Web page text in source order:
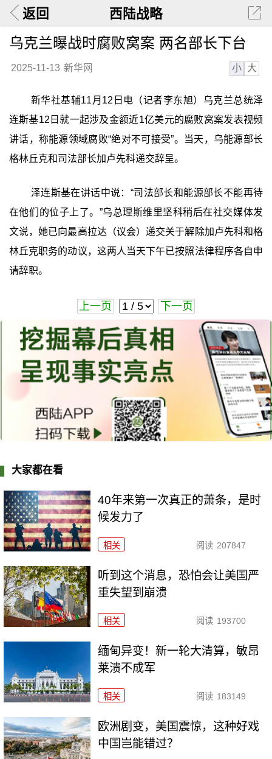
返回 西陆战略
乌克兰曝战时腐败窝案 两名部长下台
2025-11-13 新华网 小 大
新华社基辅11月12日电（记者李东旭）乌克兰总统泽
连斯基12日就一起涉及金额近1亿美元的腐败窝案发表视频
讲话，称能源领域腐败“绝对不可接受”。当天，乌能源部长
格林丘克和司法部长加卢先科递交辞呈。
泽连斯基在讲话中说：“司法部长和能源部长不能再待
在他们的位子上了。”乌总理斯维里坚科稍后在社交媒体发
文说，她已向最高拉达（议会）递交关于解除加卢先科和格
林丘克职务的动议，这两人当天下午已按照法律程序各自申
请辞职。
上一页 下一页
大家都在看
40年来第一次真正的萧条，是时
候发力了
相关 阅读 207847
听到这个消息，恐怕会让美国严
重失望到崩溃
相关 阅读 193700
缅甸异变！新一轮大清算，敏昂
莱溃不成军
相关 阅读 183149
欧洲剧变，美国震惊，这种好戏
中国岂能错过？